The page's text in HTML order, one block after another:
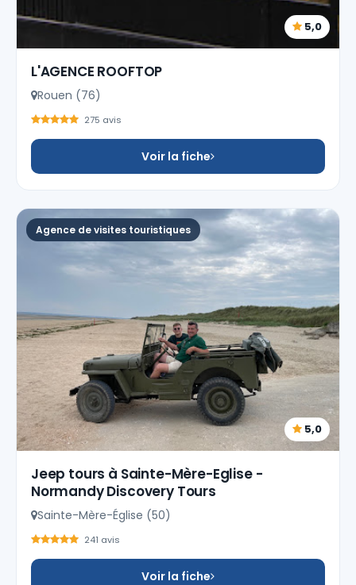
5,0
L'AGENCE ROOFTOP
Rouen (76)
275 avis
Voir la fiche
Agence de visites touristiques
5,0
Jeep tours à Sainte-Mère-Eglise -
Normandy Discovery Tours
Sainte-Mère-Église (50)
241 avis
Voir la fiche